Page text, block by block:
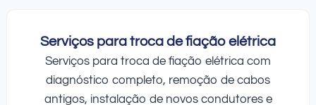
Serviços para troca de fiação elétrica
Serviços para troca de fiação elétrica com
diagnóstico completo, remoção de cabos
antigos, instalação de novos condutores e